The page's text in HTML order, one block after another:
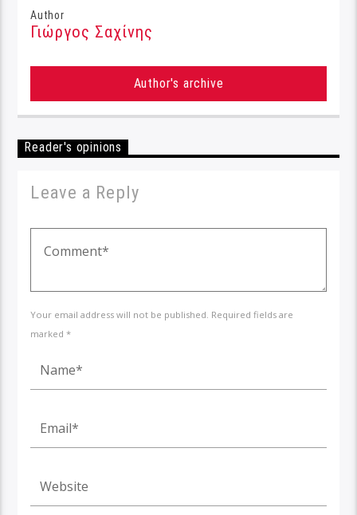
Author
Γιώργος Σαχίνης
Author's archive
Reader's opinions
Leave a Reply
Your email address will not be published. Required fields are
marked *